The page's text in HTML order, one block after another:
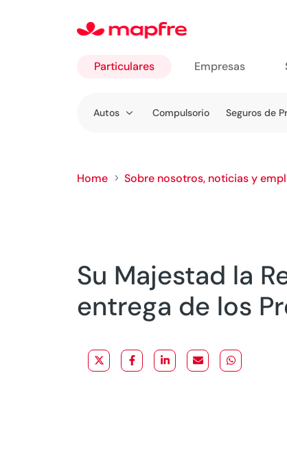
Particulares
Ir a
Autos Compulsorio Seguros de
Empresas
Home 5 Sobre nosotros, noticias y
Su Majestad la
entrega de los